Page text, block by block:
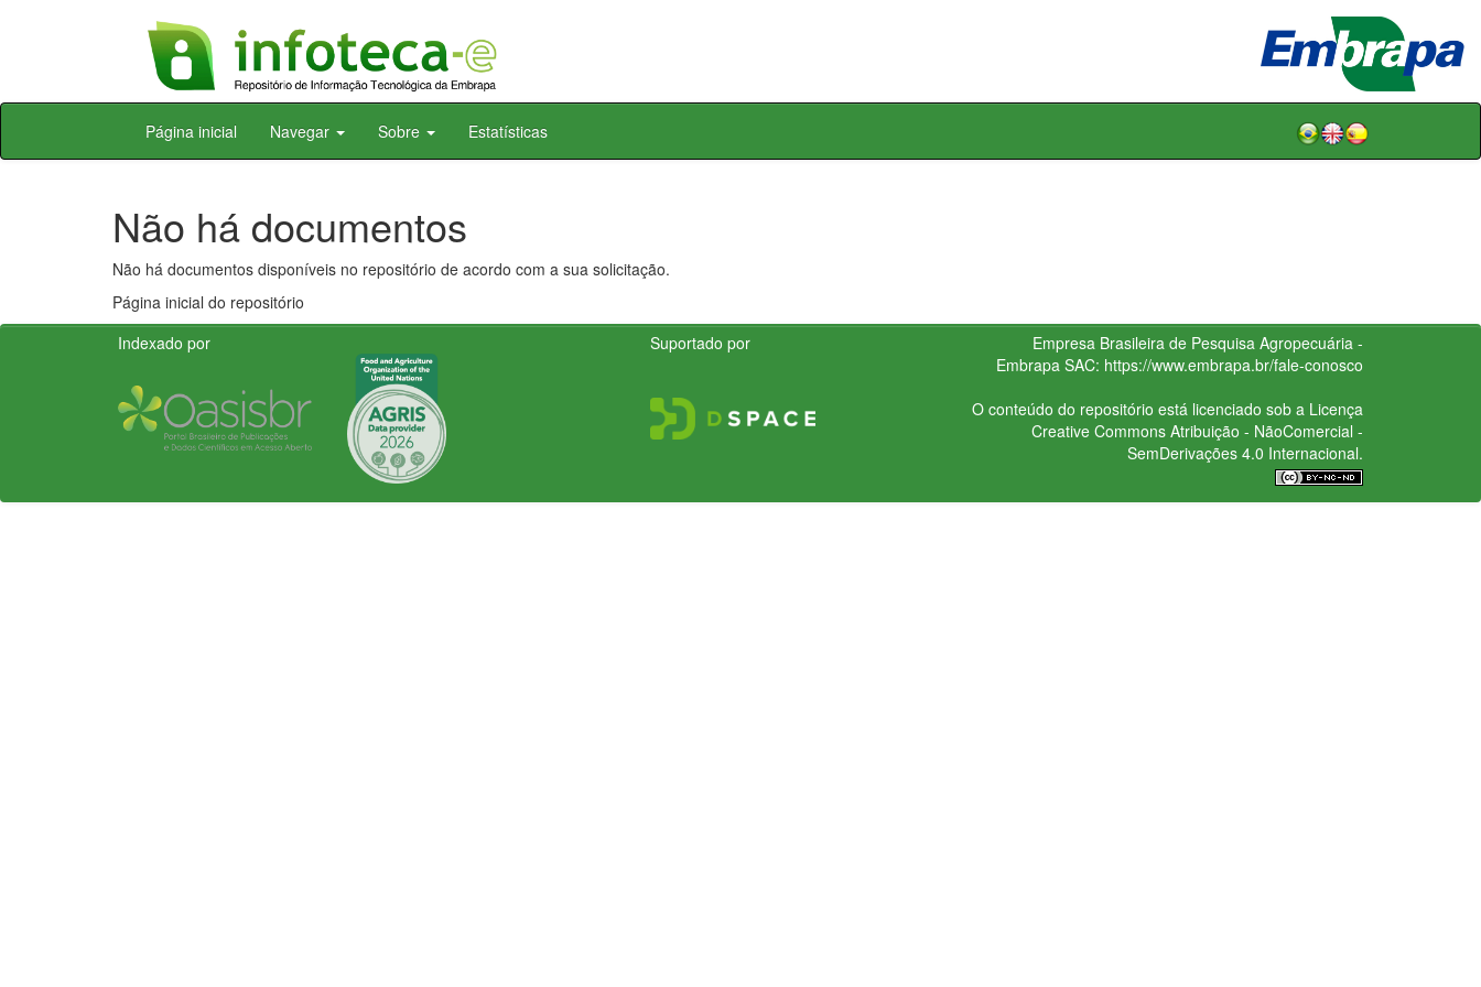
Skip
Página inicial Navegar Sobre Estatísticas
Não há documentos
Não há documentos disponíveis no repositório de acordo com a sua solicitação.
Página inicial do repositório
Indexado por
Suportado por
Empresa Brasileira de Pesquisa Agropecuária -
Embrapa SAC: https://www.embrapa.br/fale-conosco
O conteúdo do repositório está licenciado sob a Licença
Creative CommonsAtribuição - NãoComercial -
SemDerivações 4.0 Internacional.